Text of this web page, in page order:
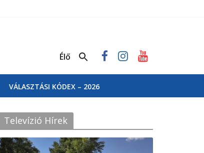
Élő
VÁLASZTÁSI KÓDEX – 2026
Televízió Hírek